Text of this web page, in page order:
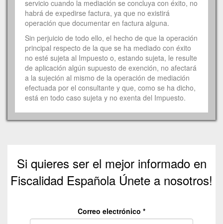
servicio cuando la mediación se concluya con éxito, no
habrá de expedirse factura, ya que no existirá
operación que documentar en factura alguna.
Sin perjuicio de todo ello, el hecho de que la operación
principal respecto de la que se ha mediado con éxito
no esté sujeta al Impuesto o, estando sujeta, le resulte
de aplicación algún supuesto de exención, no afectará
a la sujeción al mismo de la operación de mediación
efectuada por el consultante y que, como se ha dicho,
está en todo caso sujeta y no exenta del Impuesto.
Si quieres ser el mejor informado en
Fiscalidad Española Únete a nosotros!
Correo electrónico *